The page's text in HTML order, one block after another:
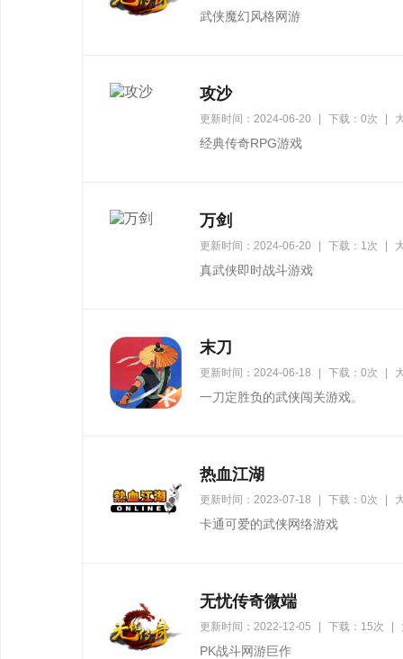
武侠魔幻风格网游
攻沙
更新时间：2024-06-20 下载：0次
经典传奇RPG游戏
万剑
更新时间：2024-06-20 下载：1次
真武侠即时战斗游戏
末刀
更新时间：2024-06-18 下载：0次
一刀定胜负的武侠闯关游戏。
热血江湖
更新时间：2023-07-18 下载：0次
卡通可爱的武侠网络游戏
无忧传奇微端
更新时间：2022-12-05 下载：15次
PK战斗网游巨作